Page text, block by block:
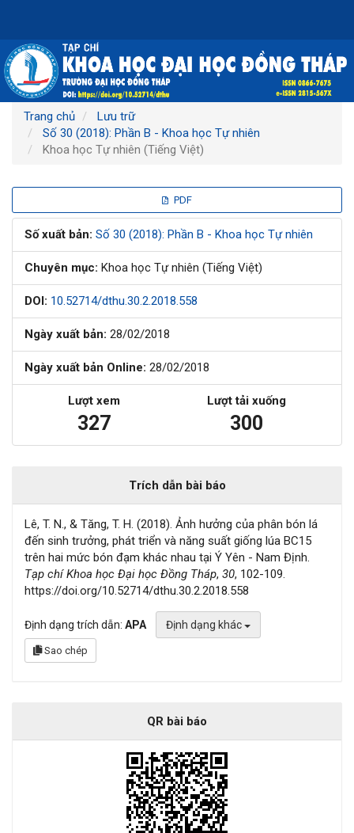
chính
Nội
dung
chính
Thanh
bên
Trang chủ
Lưu trữ
Số 30 (2018): Phần B - Khoa học Tự nhiên
Khoa học Tự nhiên (Tiếng Việt)
bên
bài
viết
PDF
Số xuất bản: Số 30 (2018): Phần B - Khoa học Tự nhiên
Chuyên mục: Khoa học Tự nhiên (Tiếng Việt)
DOI: 10.52714/dthu.30.2.2018.558
Ngày xuất bản: 28/02/2018
Ngày xuất bản Online: 28/02/2018
Lượt xem
327
Lượt tải xuống
300
Trích dẫn bài báo
Lê, T. N., & Tăng, T. H. (2018). Ảnh hưởng của phân bón lá
đến sinh trưởng, phát triển và năng suất giống lúa BC15
trên hai mức bón đạm khác nhau tại Ý Yên - Nam Định.
Tạp chí Khoa học Đại học Đồng Tháp, 30, 102-109.
https://doi.org/10.52714/dthu.30.2.2018.558
Định dạng trích dẫn: APA Định dạng khác
Sao chép
QR bài báo